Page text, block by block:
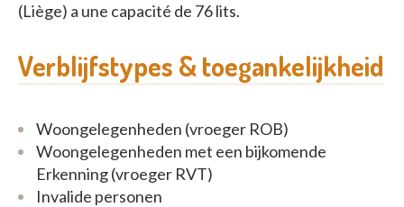
(Liège) a une capacité de 76 lits.
Verblijfstypes & toegankelijkheid
Woongelegenheden (vroeger ROB)
Woongelegenheden met een bijkomende
Erkenning (vroeger RVT)
Invalide personen